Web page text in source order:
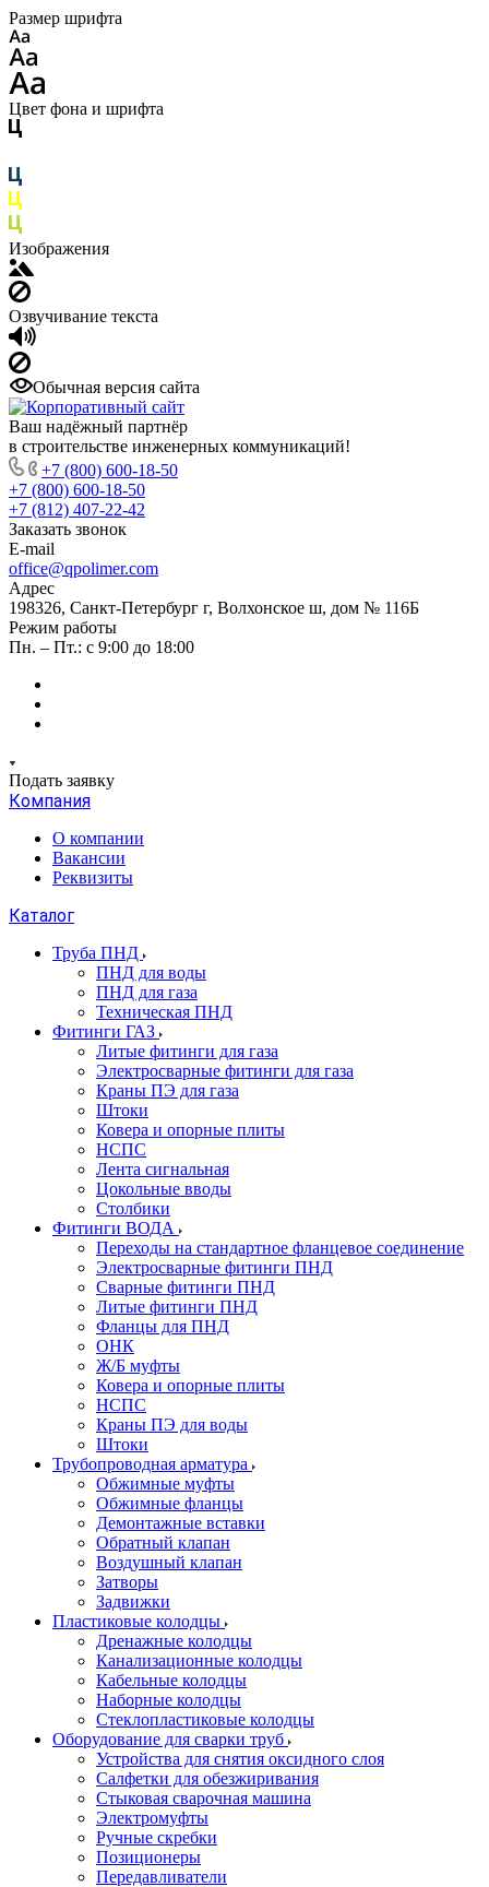
Размер шрифта
Цвет фона и шрифта
Изображения
Озвучивание текста
Обычная версия сайта
Ваш надёжный партнёр
в строительстве инженерных коммуникаций!
+7 (800) 600-18-50
+7 (800) 600-18-50
+7 (812) 407-22-42
Заказать звонок
E-mail
office@qpolimer.com
Адрес
198326, Санкт-Петербург г, Волхонское ш, дом № 116Б
Режим работы
Пн. – Пт.: с 9:00 до 18:00
Подать заявку
Компания
О компании
Вакансии
Реквизиты
Каталог
Труба ПНД
ПНД для воды
ПНД для газа
Техническая ПНД
Фитинги ГАЗ
Литые фитинги для газа
Электросварные фитинги для газа
Краны ПЭ для газа
Штоки
Ковера и опорные плиты
НСПС
Лента сигнальная
Цокольные вводы
Столбики
Фитинги ВОДА
Переходы на стандартное фланцевое соединение
Электросварные фитинги ПНД
Сварные фитинги ПНД
Литые фитинги ПНД
Фланцы для ПНД
ОНК
Ж/Б муфты
Ковера и опорные плиты
НСПС
Краны ПЭ для воды
Штоки
Трубопроводная арматура
Обжимные муфты
Обжимные фланцы
Демонтажные вставки
Обратный клапан
Воздушный клапан
Затворы
Задвижки
Пластиковые колодцы
Дренажные колодцы
Канализационные колодцы
Кабельные колодцы
Наборные колодцы
Стеклопластиковые колодцы
Оборудование для сварки труб
Устройства для снятия оксидного слоя
Салфетки для обезжиривания
Стыковая сварочная машина
Электромуфты
Ручные скребки
Позиционеры
Передавливатели